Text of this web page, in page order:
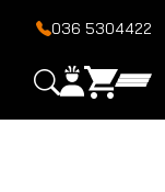
036 5304422